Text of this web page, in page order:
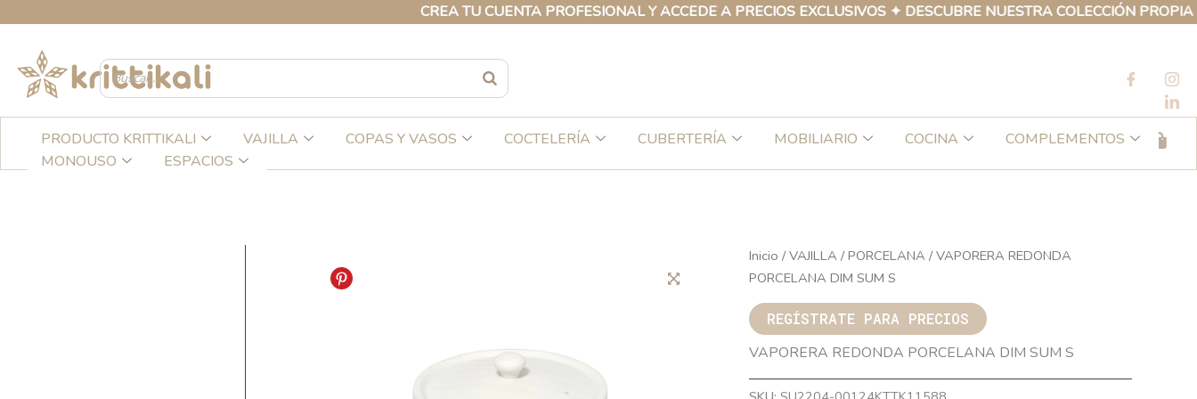
CREA TU CUENTA PROFESIONAL Y ACCEDE A PRECIOS EXCLUSIVOS ✦ DESCUBRE NUESTRA COLECCIÓN PROPIA DE
contenido
PRODUCTO KRITTIKALI VAJILLA COPAS Y VASOS COCTELERÍA CUBERTERÍA MOBILIARIO COCINA
COMPLEMENTOS
MONOUSO
ESPACIOS
Inicio / VAJILLA / PORCELANA / VAPORERA REDONDA
PORCELANA DIM SUM S
REGÍSTRATE PARA PRECIOS
VAPORERA REDONDA PORCELANA DIM SUM S